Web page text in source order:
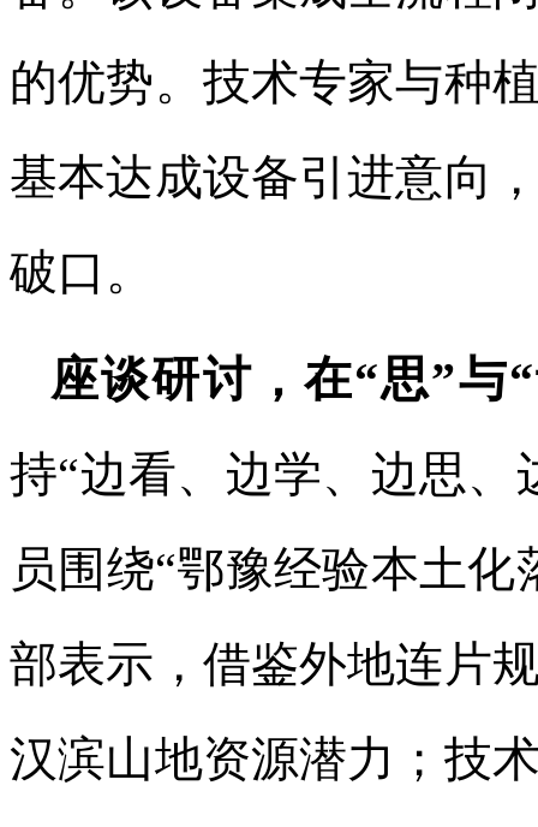
的优势。技术专家与种
基本达成设备引进意向
破口。
座谈研讨，在“思”与
持“边看、边学、边思
员围绕“鄂豫经验本土
部表示，借鉴外地连片
汉滨山地资源潜力；技